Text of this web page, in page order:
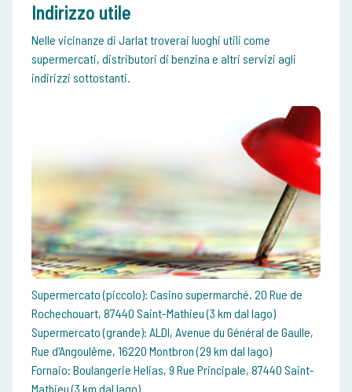
Indirizzo utile
Nelle vicinanze di Jarlat troverai luoghi utili come
supermercati, distributori di benzina e altri servizi agli
indirizzi sottostanti.
Supermercato (piccolo): Casino supermarché, 20 Rue de
Rochechouart, 87440 Saint-Mathieu (3 km dal lago)
Supermercato (grande): ALDI, Avenue du Général de Gaulle,
Rue d'Angoulême, 16220 Montbron (29 km dal lago)
Fornaio: Boulangerie Helias, 9 Rue Principale, 87440 Saint-
Mathieu (3 km dal lago)